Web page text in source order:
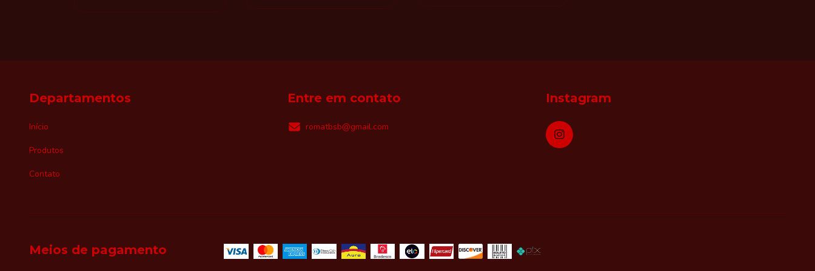
Departamentos
Início
Produtos
Contato
Entre em contato
romatbsb@gmail.com
Instagram
Meios de pagamento